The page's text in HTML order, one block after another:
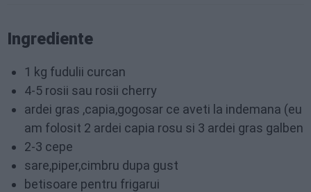
Ingrediente
1 kg fudulii curcan
4-5 rosii sau rosii cherry
ardei gras ,capia,gogosar ce aveti la indemana (eu
am folosit 2 ardei capia rosu si 3 ardei gras galben
2-3 cepe
sare,piper,cimbru dupa gust
betisoare pentru frigarui